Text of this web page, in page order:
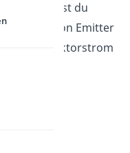
), verursachst du
von Emitter
Kollektorstrom